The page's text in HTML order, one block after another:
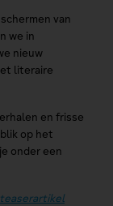
van
we in
nieuw
literaire
en frisse
op het
onder een
teaserartikel